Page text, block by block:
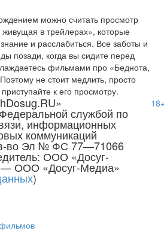
можно считать просмотр
в трейлерах», которые
и расслабиться. Все заботы и
позади, когда вы сидите перед
фильмами про «Беднота,
не стоит медлить, просто
к его просмотру.
службой по
информационных
коммуникаций
во Эл № ФС 77—71066
ООО «Досуг-
— ООО «Досуг-Медиа»
)